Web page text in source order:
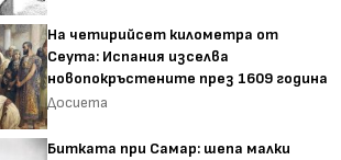
На четирийсет километра от
Сеута: Испания изселва
новопокръстените през 1609 година
Досиета
Битката при Самар: шепа малки